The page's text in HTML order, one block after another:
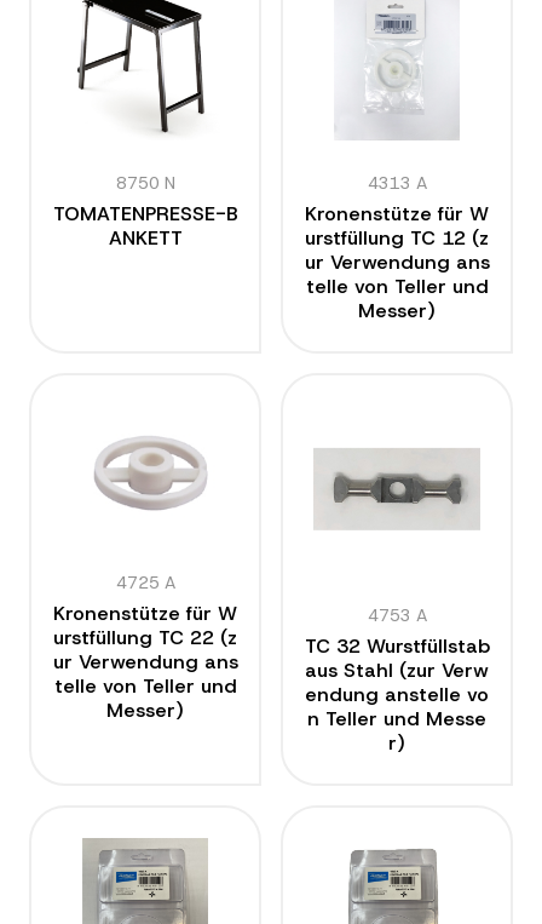
8750 N
TOMATENPRESSE-B
ANKETT
4313 A
Kronenstütze für W
urstfüllung TC 12 (z
ur Verwendung ans
telle von Teller und
Messer)
4725 A
Kronenstütze für W
urstfüllung TC 22 (z
ur Verwendung ans
telle von Teller und
Messer)
4753 A
TC 32 Wurstfüllstab
aus Stahl (zur Verw
endung anstelle vo
n Teller und Messe
r)